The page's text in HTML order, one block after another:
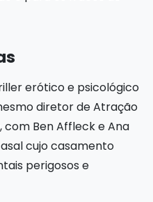
erótico e psicológico
diretor de Atração
Ben Affleck e Ana
cujo casamento
perigosos e